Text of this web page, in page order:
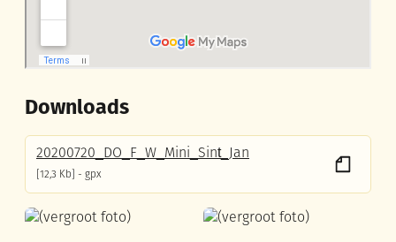
Downloads
20200720_DO_F_W_Mini_Sint_Jan
12,3 Kb gpx